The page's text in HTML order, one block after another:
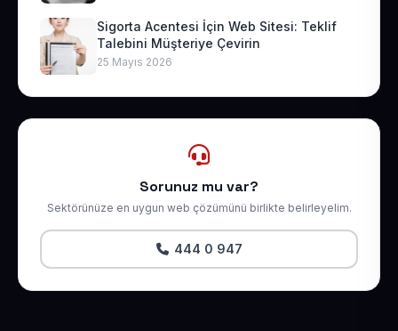
Sigorta Acentesi İçin Web Sitesi: Teklif
Talebini Müşteriye Çevirin
25 Mayıs 2026
Sorunuz mu var?
Sektörünüze en uygun web çözümünü birlikte belirleyelim.
444 0 947